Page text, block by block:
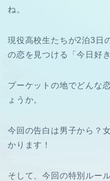
ね。
現役高校生たちが2泊3日
の恋を見つける「今日好き
プーケットの地でどんな
ょうか。
今回の告白は男子から？
かります！
そして、今回の特別ルー